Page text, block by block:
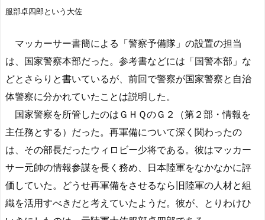
服部卓四郎という大佐
マッカーサー書簡による「警察予備隊」の設置の担当
は、国家警察本部だった。参考書などには「国警本部」な
どとさらりと書いているが、前回で警察が国家警察と自治
体警察に分かれていたことは説明した。
国家警察を所管したのはＧＨＱのＧ２（第２部・情報を
主任務とする）だった。再軍備について深く関わったの
は、その部長だったウィロビー少将である。彼はマッカー
サー元帥の情報参謀を長く務め、日本陸軍をなかなかに評
価していた。どうせ再軍備をさせるなら旧陸軍の人材と組
織を活用すべきだと考えていたようだ。彼が、とりわけひ